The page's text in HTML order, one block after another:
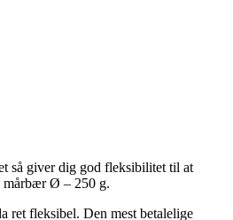
så giver dig god fleksibilitet til at
mårbær Ø – 250 g.
ret fleksibel. Den mest betalelige